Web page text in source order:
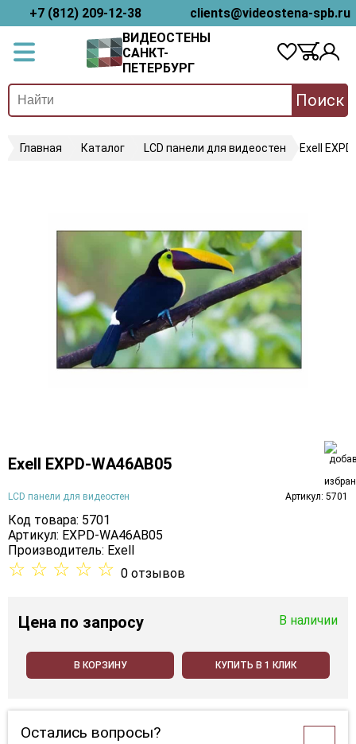
+7 (812) 209-12-38
clients@videostena-spb.ru
ВИДЕОСТЕНЫ
САНКТ-
ПЕТЕРБУРГ
Поиск
Главная Каталог LCD панели для видеостен Exell
Exell EXPD-WA46AB05
LCD панели для видеостен Артикул: 5701
Код товара: 5701
Артикул: EXPD-WA46AB05
Производитель: Exell
☆ ☆ ☆ ☆ ☆ 0 отзывов
Цена по запросу В наличии
В КОРЗИНУ КУПИТЬ В 1 КЛИК
Остались вопросы?